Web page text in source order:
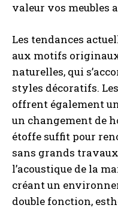
valeur vos meubles
Les tendances
aux motifs
naturelles, qui
styles décoratifs.
offrent également
un changement de
étoffe suffit pour
sans grands
l’acoustique de la
créant un
double fonction,